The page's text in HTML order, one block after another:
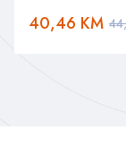
40,46 KM